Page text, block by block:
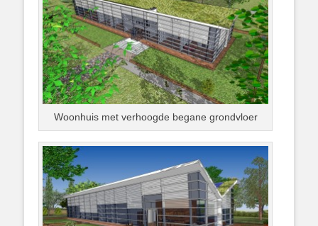
Woonhuis met verhoogde begane grondvloer